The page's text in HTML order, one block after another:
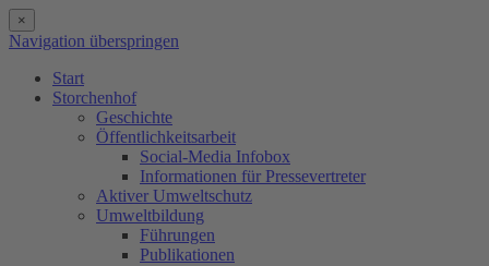
×
Navigation überspringen
Start
Storchenhof
Geschichte
Öffentlichkeitsarbeit
Social-Media Infobox
Informationen für Pressevertreter
Aktiver Umweltschutz
Umweltbildung
Führungen
Publikationen